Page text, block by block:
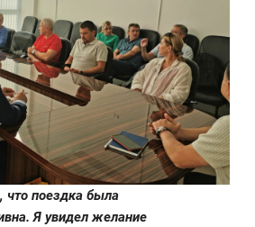
что поездка была
Я увидел желание